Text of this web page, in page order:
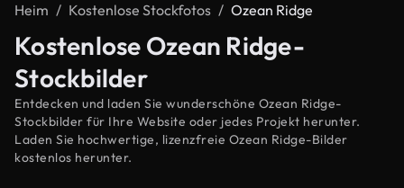
Heim Kostenlose Stockfotos Ozean Ridge
Kostenlose Ozean Ridge-
Stockbilder
Entdecken und laden Sie wunderschöne Ozean Ridge-
Stockbilder für Ihre Website oder jedes Projekt herunter.
Laden Sie hochwertige, lizenzfreie Ozean Ridge-Bilder
kostenlos herunter.